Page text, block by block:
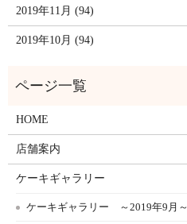
2019年11月 (94)
2019年10月 (94)
HOME
店舗案内
ケーキギャラリー
ケーキギャラリー ～2019年9月～